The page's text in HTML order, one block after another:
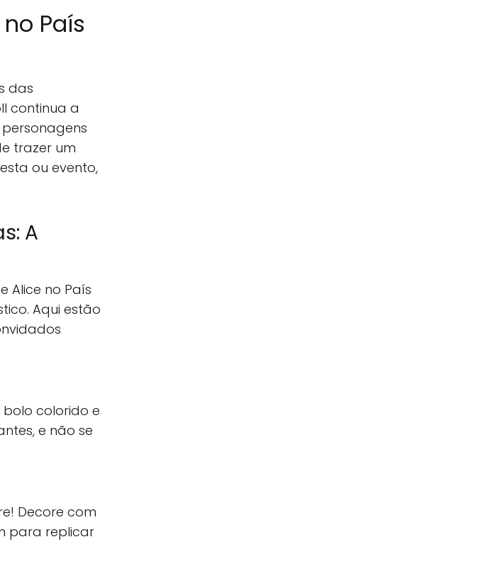
País
das
continua a
trazer um
ou evento,
A
Alice no País
Aqui estão
colorido e
e não se
Decore com
para replicar